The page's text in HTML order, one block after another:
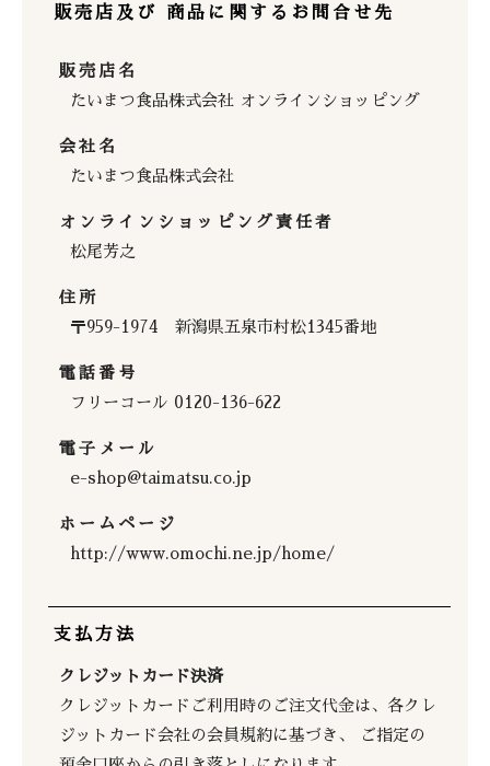
販売店及び 商品に関するお問合せ先
販売店名
たいまつ食品株式会社 オンラインショッピング
会社名
たいまつ食品株式会社
オンラインショッピング責任者
松尾芳之
住所
〒959-1974 新潟県五泉市村松1345番地
電話番号
フリーコール 0120-136-622
電子メール
e-shop@taimatsu.co.jp
ホームページ
http://www.omochi.ne.jp/home/
支払方法
クレジットカード決済
クレジットカードご利用時のご注文代金は、各クレ
ジットカード会社の会員規約に基づき、 ご指定の